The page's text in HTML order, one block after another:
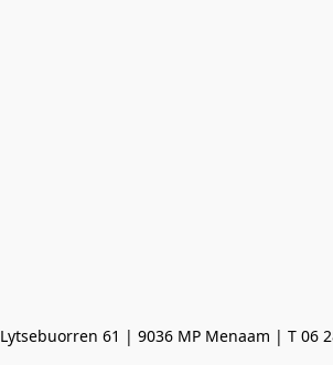
Lytsebuorren 61 | 9036 MP Menaam | T 06